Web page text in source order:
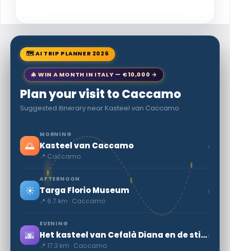
🗺 AI TRIP PLANNER 2026
🎄 WIN A MONTH IN ITALY — €10,000 →
Plan your visit to Caccamo
Suggested itinerary near Kasteel van Caccamo
🌅
MORNING
Kasteel van Caccamo
📍 Caccamo
›
☀️
AFTERNOON
Targa Florio Museum
📍 6.7 km · Caccamo
›
🌆
EVENING
Het kasteel van Cefalà Diana en de stilte van de natuur
📍 17.3 km · Caccamo
›